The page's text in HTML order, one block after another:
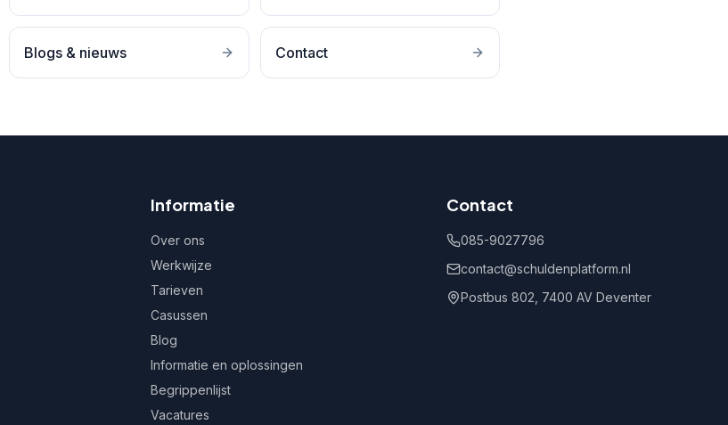
Blogs & nieuws Contact
Informatie
Over ons
Werkwijze
Tarieven
Casussen
Blog
Informatie en oplossingen
Begrippenlijst
Vacatures
Contact
085-9027796
contact@schuldenplatform.nl
Postbus 802, 7400 AV Deventer